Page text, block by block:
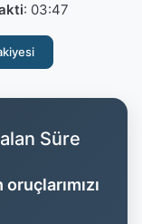
: 03:47
Süre